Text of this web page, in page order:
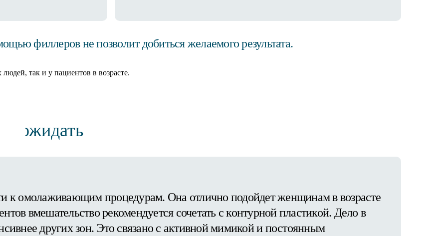
филлеров не позволит добиться желаемого результата.
так и у пациентов в возрасте.
ожидать
к омолаживающим процедурам. Она отлично подойдет женщинам в возрасте
вмешательство рекомендуется сочетать с контурной пластикой. Дело в
других зон. Это связано с активной мимикой и постоянным